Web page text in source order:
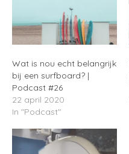
Wat is nou echt belangrijk
bij een surfboard? |
Podcast #26
22 april 2020
In "Podcast"